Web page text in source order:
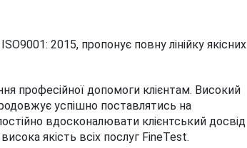
2015, пропонує повну лінійку якісних
професійної допомоги клієнтам. Високий
успішно поставлятись на
вдосконалювати клієнтський досвід
якість всіх послуг FineTest.